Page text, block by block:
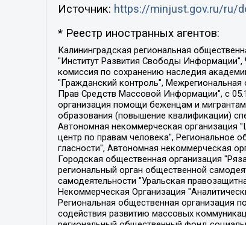
Источник: https://minjust.gov.ru/ru/
* Реестр иностранных агентов:
Калининградская региональная общественная организация "Экозащита!-Женсовет", Фонд содействия защите прав и свобод граждан "Общественный вердикт", Фонд "Институт Развития Свободы Информации", Частное учреждение "Информационное агентство МЕМО. РУ", Региональная общественная организация "Общественная комиссия по сохранению наследия академика Сахарова", Фонд поддержки свободы прессы, Санкт-Петербургская общественная правозащитная организация "Гражданский контроль", Межрегиональная общественная организация "Информационно-просветительский центр "Мемориал", Региональный Фонд "Центр Защиты Прав Средств Массовой Информации", с 05.12.2023 Фонд "Центр Защиты Прав Средств массовой информации", Региональная общественная благотворительная организация помощи беженцам и мигрантам "Гражданское содействие", Негосударственное образовательное учреждение дополнительного профессионального образования (повышение квалификации) специалистов "АКАДЕМИЯ ПО ПРАВАМ ЧЕЛОВЕКА", Свердловская региональная общественная организация "Сутяжник", Автономная некоммерческая организация "Центр независимых социологических исследований", Союз общественных объединений "Российский исследовательский центр по правам человека", Региональное общественное учреждение научно-информационный центр "МЕМОРИАЛ", Некоммерческая организация "Фонд защиты гласности", Автономная некоммерческая организация "Институт прав человека", Городская общественная организация "Екатеринбургское общество "МЕМОРИАЛ", Городская общественная организация "Рязанское историко-просветительское и правозащитное общество "Мемориал" (Рязанский Мемориал), Челябинский региональный орган общественной самодеятельности – женское общественное объединение "Женщины Евразии", Челябинский региональный орган общественной самодеятельности "Уральская правозащитная группа", Фонд содействия защите здоровья и социальной справедливости имени Андрея Рылькова, Автономная Некоммерческая Организация "Аналитический Центр Юрия Левады", Автономная некоммерческая организация социальной поддержки населения "Проект Апрель", Региональная общественная организация помощи женщинам и детям, находящимся в кризисной ситуации "Информационно-методический центр "Анна", Фонд содействия развитию массовых коммуникаций и правовому просвещению "Так-так-Так", Фонд содействия устойчивому развитию "Серебряная тайга", Свердловский региональный общественный фонд социальных проектов "Новое время", "Idel.Реалии", Кавказ.Реалии, Крым.Реалии, Телеканал Настоящее Время, Татаро-башкирская служба Радио Свобода (Azatliq Radiosi), Радио Свободная Европа/Радио Свобода